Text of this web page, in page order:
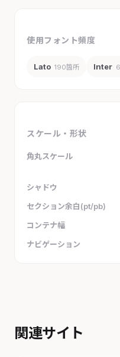
使用フォント頻度
Lato 190箇所 Inter
スケール・形状
角丸スケール
シャドウ
セクション余白(pt/pb)
コンテナ幅
ナビゲーション
関連サイト